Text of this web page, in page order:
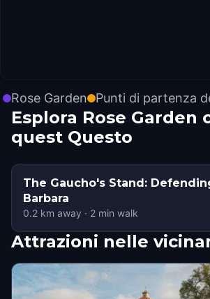
Rose Garden Punti di partenza
Esplora Rose Garden
quest Questo
The Gaucho's Stand:
Barbara
0.2 km away · 2 min walk
Attrazioni nelle